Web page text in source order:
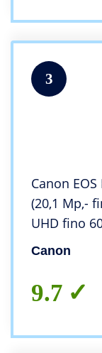
3
Canon
(20,1 Mp,-
UHD fino
5 assi fino
Canon
9.7